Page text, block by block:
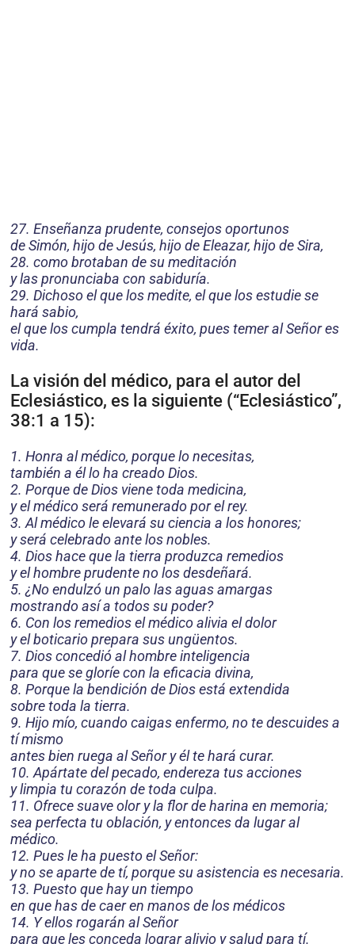
27. Enseñanza prudente, consejos oportunos
de Simón, hijo de Jesús, hijo de Eleazar, hijo de Sira,
28. como brotaban de su meditación
y las pronunciaba con sabiduría.
29. Dichoso el que los medite, el que los estudie se
hará sabio,
el que los cumpla tendrá éxito, pues temer al Señor es
vida.
La visión del médico, para el autor del
Eclesiástico, es la siguiente (“Eclesiástico”,
38:1 a 15):
1. Honra al médico, porque lo necesitas,
también a él lo ha creado Dios.
2. Porque de Dios viene toda medicina,
y el médico será remunerado por el rey.
3. Al médico le elevará su ciencia a los honores;
y será celebrado ante los nobles.
4. Dios hace que la tierra produzca remedios
y el hombre prudente no los desdeñará.
5. ¿No endulzó un palo las aguas amargas
mostrando así a todos su poder?
6. Con los remedios el médico alivia el dolor
y el boticario prepara sus ungüentos.
7. Dios concedió al hombre inteligencia
para que se gloríe con la eficacia divina,
8. Porque la bendición de Dios está extendida
sobre toda la tierra.
9. Hijo mío, cuando caigas enfermo, no te descuides a
tí mismo
antes bien ruega al Señor y él te hará curar.
10. Apártate del pecado, endereza tus acciones
y limpia tu corazón de toda culpa.
11. Ofrece suave olor y la flor de harina en memoria;
sea perfecta tu oblación, y entonces da lugar al
médico.
12. Pues le ha puesto el Señor:
y no se aparte de tí, porque su asistencia es necesaria.
13. Puesto que hay un tiempo
en que has de caer en manos de los médicos
14. Y ellos rogarán al Señor
para que les conceda lograr alivio y salud para tí.